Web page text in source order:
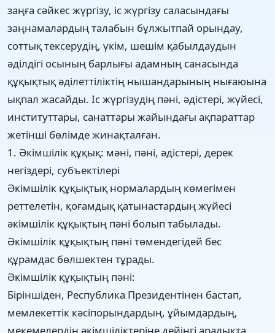
заңға сәйкес жүргізу, іс жүргізу саласындағы
заңнамалардың талабын бұлжытпай орындау,
соттық тексерудің, үкім, шешім қабылдаудын
әділдігі осының барлығы адамның санасында
құқықтық әділеттіліктің нышандарының нығаюына
ықпал жасайды. Іс жүргізудің пәні, әдістері, жүйесі,
институттары, санаттары жайындағы ақпараттар
жетінші бөлімде жинақталған.
1. Әкімшілік құқық: мәні, пәні, әдістері, дерек
негіздері, субъектілері
Әкімшілік құқықтық нормалардың көмегімен
реттелетін, қоғамдық қатынастардың жүйесі
әкімшілік құқықтың пәні болып табылады.
Әкімшілік құқықтың пәні төмендегідей бес
құрамдас бөлшектен тұрады.
Әкімшілік құқықтың пәні:
Біріншіден, Республика Президентінен бастап,
мемлекеттік кәсіпорындардың, ұйымдардың,
мекемелердің әкімшіліктеріне дейінгі аралықта,